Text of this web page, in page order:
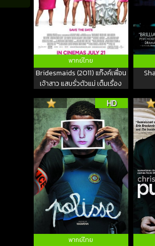
พากย์ไทย
Bridesmaids (2011) แก๊งค์เพื่อน
เจ้าสาว แสบรั่วตัวแม่ เต็มเรื่อง
HD
พากย์ไทย